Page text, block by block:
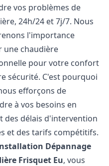
vos problèmes de
24h/24 et 7j/7. Nous
l'importance
une chaudière
pour votre confort
sécurité. C'est pourquoi
efforçons de
à vos besoins en
des délais d'intervention
et des tarifs compétitifs.
Dépannage
Frisquet Eu, vous